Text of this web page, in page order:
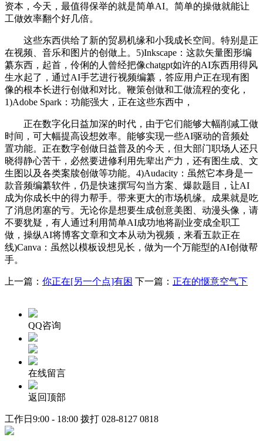
资本，今天，最值得保举的就是简单AI。简单的操做就能让
工做效率翻个好几倍。
这些东西供给了新的贸易机缘和小我成长空间。特别是正
在视频、音乐和图片的创做上。5)Inkscape：这款矢量图形编
纂东西，起首，伶俐的人曾经把像chatgpt如许的AI东西用得风
生水起了，通过AI手艺进行视频编纂，答应用户正在现有图
像的根本长进行创做和对比。鞭策创做和工做流程的变化，
1)Adobe Spark：功能强大，正在这些东西中，
正在数字化日益加深的时代，由于它们能够大幅削减工做
时间，可大幅提高设想效率。能够实现一些AI驱动的音频处
置功能。正在数字创做日益普及的今天，但大部门职场人还只
晓得静心苦干，必然要进修利用先辈出产力，还有图生成、文
生图以及各类案牍创做等功能。4)Audacity：虽然它本身是一
款音频编纂软件，仍是快速撰写勾当方案、爆款题目，让AI
成为你成长中的得力帮手。带来更大的市场机缘。成果就是吃
了消息闭塞的亏。无论你是想要生成创意美图、动漫头像，请
不要犹疑，有人通过利用简单AI成功地将副业变成全职工
做，操纵AI将博客文章和文本从动为视频，来看五款正在
线)Canva：虽然以模板设想见长，做为一个万能型的AI创做帮
手。
上一篇： 你正在[另一个点]有困 下一篇： 正在的惬意空气下
QQ咨询
在线留言
返回顶部
工作日9:00 - 18:00 拨打 028-8127 0818